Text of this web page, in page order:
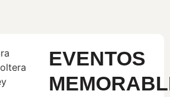
EVENTOS